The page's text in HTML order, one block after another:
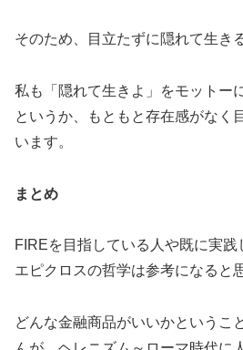
そのため、目立たずに隠れて生き
私も「隠れて生きよ」をモットー
というか、もともと存在感がなく
います。
まとめ
FIREを目指している人や既に実践
エピクロスの哲学は参考になると
どんな金融商品がいいかというこ